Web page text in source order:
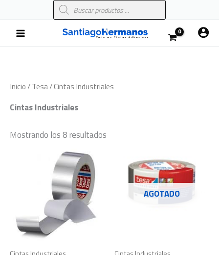
al
contenido
Búsqueda
de
Main
Menu
Inicio/Tesa/ Cintas Industriales
Cintas Industriales
Mostrando los 8 resultados
AGOTADO